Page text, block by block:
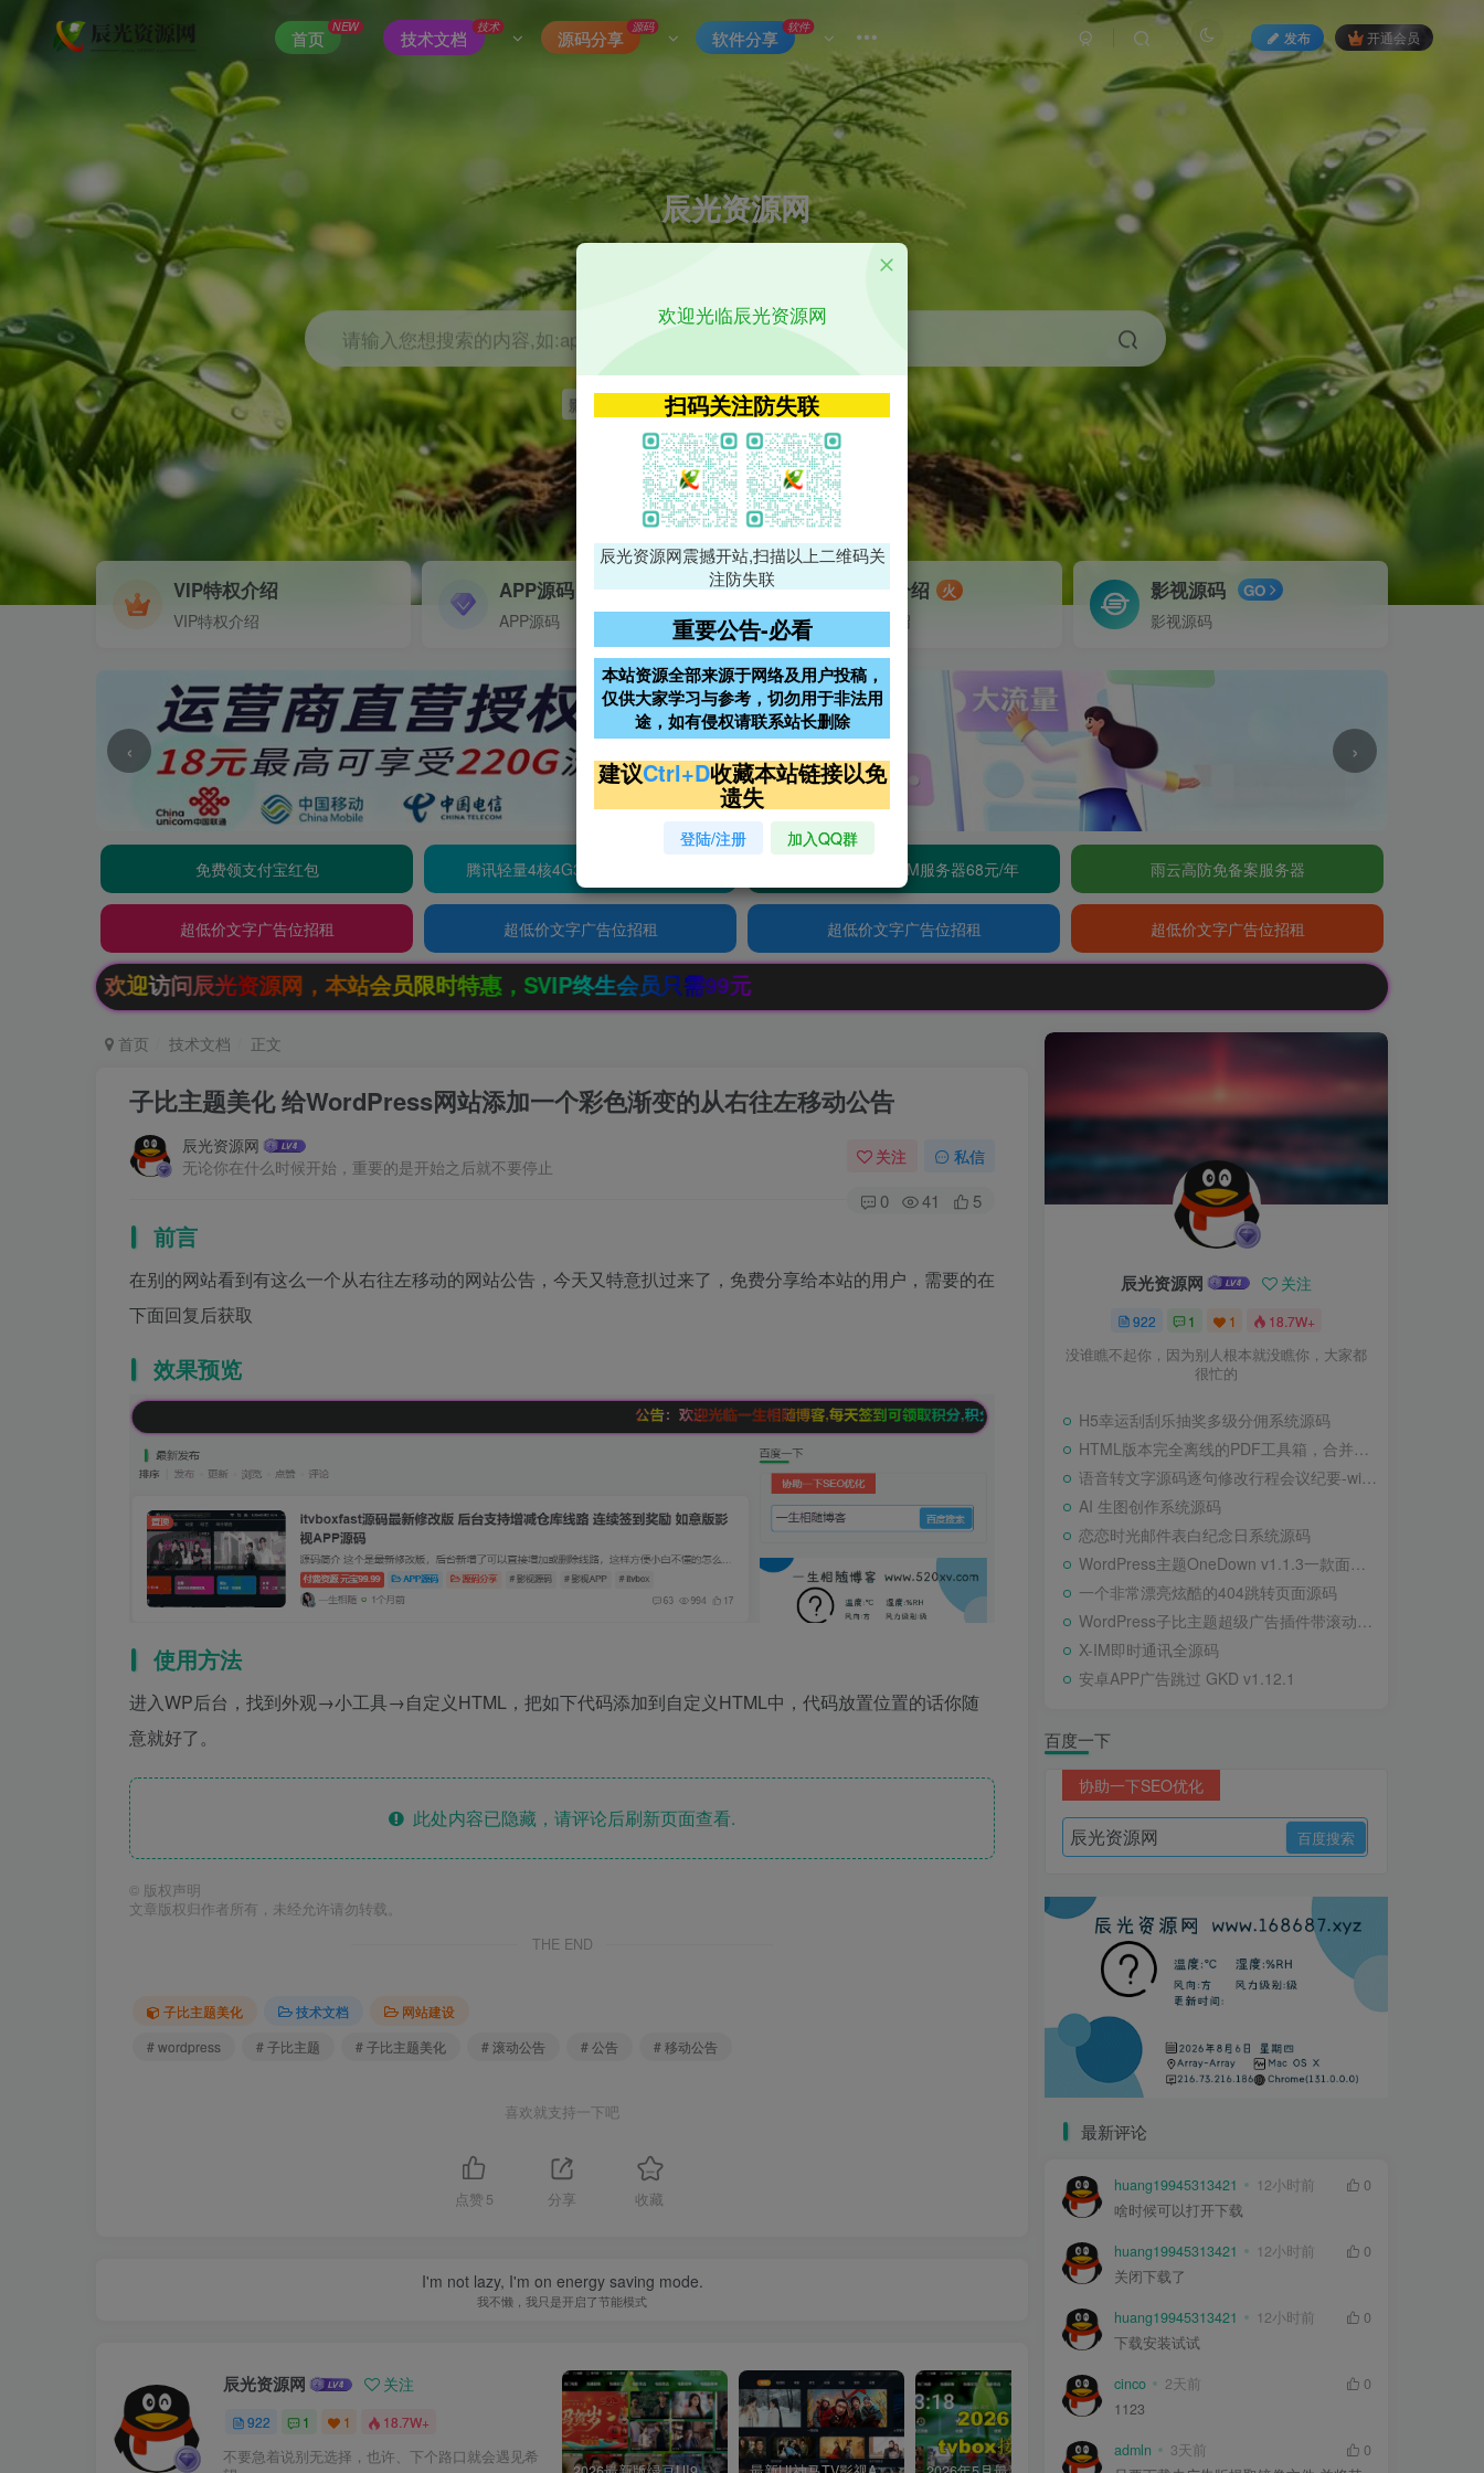
首页
NEW
技术文档
技术
源码分享
源码
软件分享
软件
发布 开通会员
辰光资源网
优质的网络资源分享平台
请输入您想搜索的内容,如:app源码
影视 神马 getapp 原神
VIP特权介绍
VIP特权介绍
APP源码
APP源码
VIP特权介绍 火
VIP特权介绍
影视源码 GO
影视源码
‹ ›
免费领支付宝红包 腾讯轻量4核4G3M服务器38元/年 阿里云2核2G200M服务器68元/年 雨云高防免备案服务器
超低价文字广告位招租 超低价文字广告位招租 超低价文字广告位招租 超低价文字广告位招租
光资源网，本站会员限时特惠，SVIP终生会员只需99元
首页 技术文档 正文
子比主题美化 给WordPress网站添加一个彩色渐变的从右往左移动公告
辰光资源网
无论你在什么时候开始，重要的是开始之后就不要停止
关注 私信
0 41 5
前言
在别的网站看到有这么一个从右往左移动的网站公告，今天又特意扒过来了，免费分享给本站的用户，需要的在
下面回复后获取
效果预览
使用方法
进入WP后台，找到外观→小工具→自定义HTML，把如下代码添加到自定义HTML中，代码放置位置的话你随
意就好了。
此处内容已隐藏，请评论后刷新页面查看.
© 版权声明
文章版权归作者所有，未经允许请勿转载。
THE END
子比主题美化 技术文档
网站建设
# wordpress
# 子比主题 # 子比主题美化 # 滚动公告 # 公告 # 移动公告
喜欢就支持一下吧
点赞 5 分享 收藏
I'm not lazy, I'm on energy saving mode.
我不懒，我只是开启了节能模式
辰光资源网 关注
922 1 1 18.7W+
不要急着说别无选择，也许、下个路口就会遇见希
辰光资源网 关注
922 1 1 18.7W+
没谁瞧不起你，因为别人根本就没瞧你，大家都
很忙的
H5幸运刮刮乐抽奖多级分佣系统源码
HTML版本完全离线的PDF工具箱，合并、拆分、旋转、删除、PDF转图片、图片转PDF
语音转文字源码逐句修改行程会议纪要-wisper版本
AI 生图创作系统源码
恋恋时光邮件表白纪念日系统源码
WordPress主题OneDown v1.1.3一款面向个人站长的资源下载、技术教程、内容资讯类站点的 WordPress 主题
一个非常漂亮炫酷的404跳转页面源码
WordPress子比主题超级广告插件带滚动公告
X-IM即时通讯全源码
安卓APP广告跳过 GKD v1.12.1
百度一下
协助一下SEO优化
最新评论
huang19945313421 12小时前
0
啥时候可以打开下载
huang19945313421 12小时前
0
关闭下载了
huang19945313421 12小时前
0
下载安装试试
cinco 2天前
0
1123
admln 3天前
0
欢迎光临辰光资源网
扫码关注防失联
辰光资源网震撼开站,扫描以上二维码关
注防失联
重要公告-必看
本站资源全部来源于网络及用户投稿，
仅供大家学习与参考，切勿用于非法用
途，如有侵权请联系站长删除
建议Ctrl+D收藏本站链接以免
遗失
登陆/注册 加入QQ群